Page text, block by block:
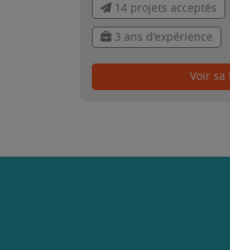
14 projets acceptés
3 ans d'expérience
Voir sa